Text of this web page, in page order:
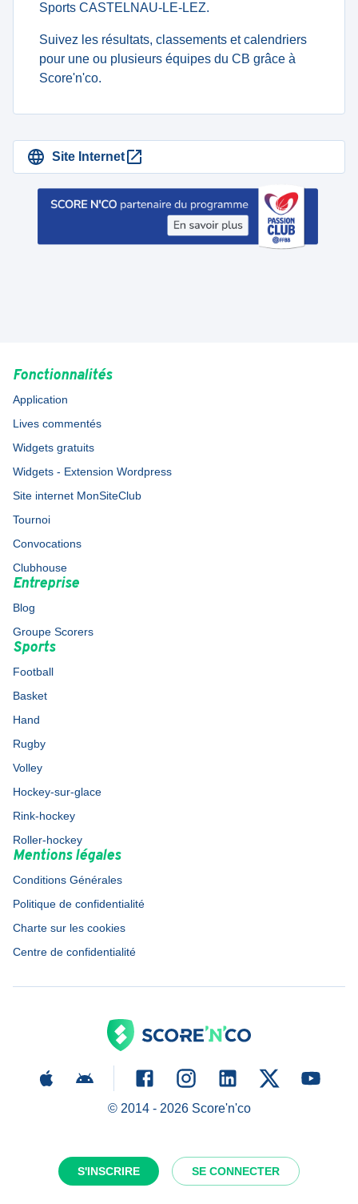
S'INSCRIRE SE CONNECTER
Sports CASTELNAU-LE-LEZ.
Suivez les résultats, classements et calendriers
pour une ou plusieurs équipes du CB grâce à
Score'n'co.
Site Internet
Fonctionnalités
Application
Lives commentés
Widgets gratuits
Widgets - Extension Wordpress
Site internet MonSiteClub
Tournoi
Convocations
Clubhouse
Entreprise
Blog
Groupe Scorers
Sports
Football
Basket
Hand
Rugby
Volley
Hockey-sur-glace
Rink-hockey
Roller-hockey
Mentions légales
Conditions Générales
Politique de confidentialité
Charte sur les cookies
Centre de confidentialité
© 2014 - 2026Score'n'co